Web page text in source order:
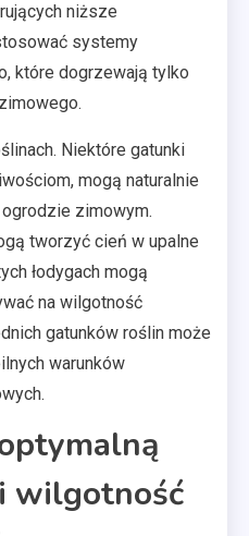
niższe
systemy
które dogrzewają tylko
Niektóre gatunki
mogą naturalnie
zimowym.
tworzyć cień w upalne
łodygach mogą
na wilgotność
gatunków roślin może
warunków
wilgotność